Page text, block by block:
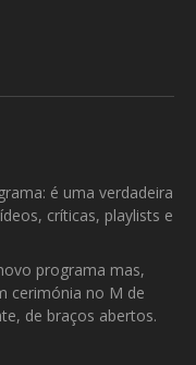
é uma verdadeira
críticas, playlists e
programa mas,
cerimónia no M de
de braços abertos.